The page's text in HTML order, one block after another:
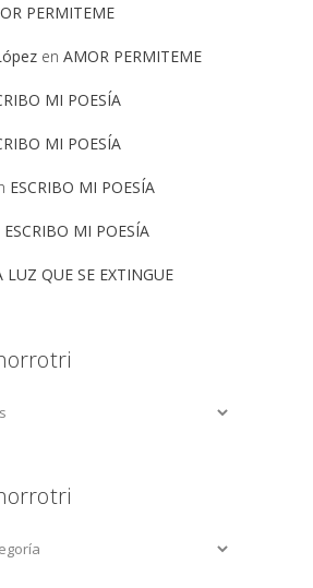
PERMITEME
en AMOR PERMITEME
MI POESÍA
MI POESÍA
ESCRIBO MI POESÍA
ESCRIBO MI POESÍA
LUZ QUE SE EXTINGUE